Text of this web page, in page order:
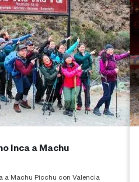
Inca a Machu
a Machu Picchu con Valencia